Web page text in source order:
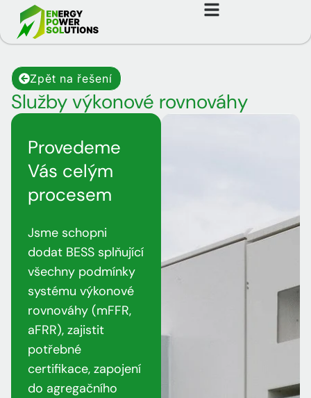
Zpět na řešení
Služby výkonové rovnováhy
Provedeme
Vás celým
procesem
Jsme schopni
dodat BESS splňující
všechny podmínky
systému výkonové
rovnováhy (mFFR,
aFRR), zajistit
potřebné
certifikace, zapojení
do agregačního